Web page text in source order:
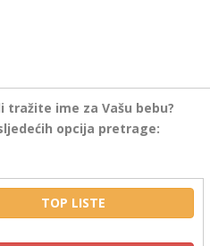
ime za Vašu bebu?
opcija pretrage:
TOP LISTE